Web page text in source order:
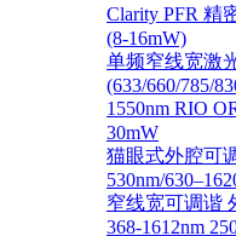
Clarity PFR 精
(8-16mW)
单频窄线宽激
(633/660/785/
1550nm RIO
30mW
猫眼式外腔可
530nm/
窄线宽可调谐
368-1612nm